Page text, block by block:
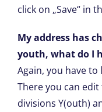
click on „Save“ in
My address has
youth, what do I
Again, you have to
There you can
divisions Y(outh)